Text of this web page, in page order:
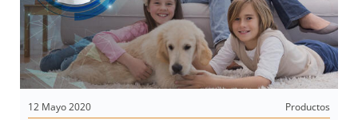
12 Mayo 2020 Productos